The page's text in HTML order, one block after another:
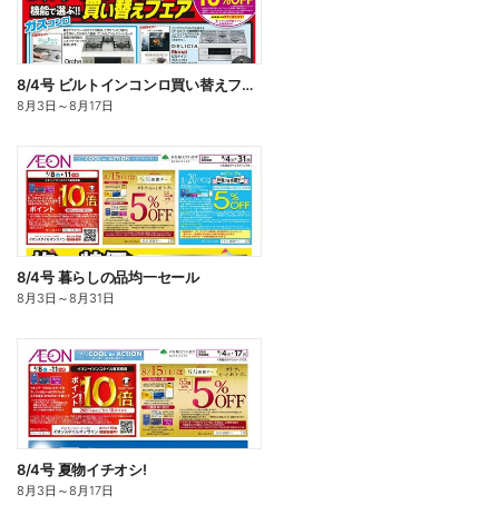
8/4号 ビルトインコンロ買い替えフェア
8月3日 ～8月17日
8/4号 暮らしの品均一セール
8月3日 ～8月31日
8/4号 夏物イチオシ!
8月3日 ～8月17日